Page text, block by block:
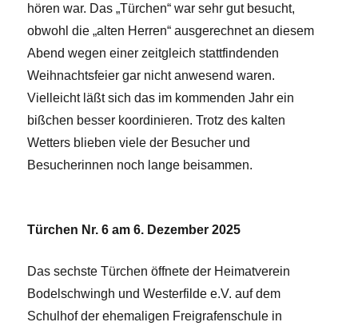
hören war. Das „Türchen“ war sehr gut besucht,
obwohl die „alten Herren“ ausgerechnet an diesem
Abend wegen einer zeitgleich stattfindenden
Weihnachtsfeier gar nicht anwesend waren.
Vielleicht läßt sich das im kommenden Jahr ein
bißchen besser koordinieren. Trotz des kalten
Wetters blieben viele der Besucher und
Besucherinnen noch lange beisammen.
Türchen Nr. 6 am 6. Dezember 2025
Das sechste Türchen öffnete der Heimatverein
Bodelschwingh und Westerfilde e.V. auf dem
Schulhof der ehemaligen Freigrafenschule in